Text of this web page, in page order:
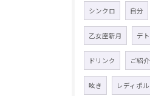
シンクロ 自分
乙女座新月 デ
ドリンク ご紹
呟き レディポ